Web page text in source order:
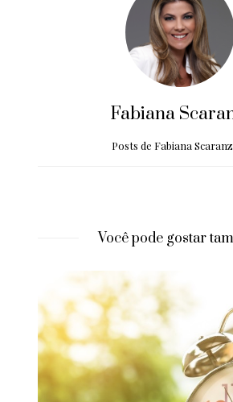
Fabiana
Posts de Fabiana
Você pode gostar